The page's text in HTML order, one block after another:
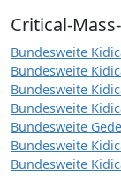
Critical-
Bundesweite
Bundesweite
Bundesweite
Bundesweite
Bundesweite
Bundesweite
Bundesweite